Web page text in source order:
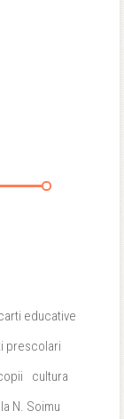
educative
prescolari
cultura
N. Soimu